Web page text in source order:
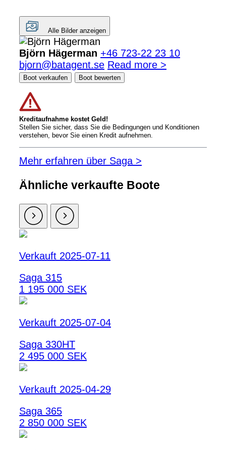
Alle Bilder anzeigen
Björn Hägerman +46 723-22 23 10
bjorn@batagent.se Read more >
Boot verkaufen Boot bewerten
Kreditaufnahme kostet Geld!
Stellen Sie sicher, dass Sie die Bedingungen und Konditionen
verstehen, bevor Sie einen Kredit aufnehmen.
Mehr erfahren über Saga >
Ähnliche verkaufte Boote
Verkauft 2025-07-11
Saga 315
1 195 000 SEK
Verkauft 2025-07-04
Saga 330HT
2 495 000 SEK
Verkauft 2025-04-29
Saga 365
2 850 000 SEK